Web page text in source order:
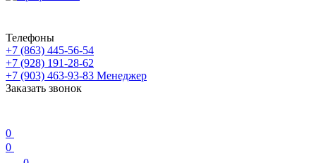
Телефоны
+7 (863) 445-56-54
+7 (928) 191-28-62
+7 (903) 463-93-83 Менеджер
Заказать звонок
0
0